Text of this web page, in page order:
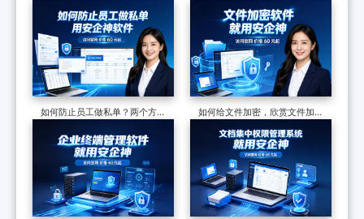
照，一个软件从技术到落地，一
篇讲透
如何防止员工做私单？两个方法
订单
如何给文件加密，欣赏文件加密
软件的7个防泄密措施，可加密
可审计